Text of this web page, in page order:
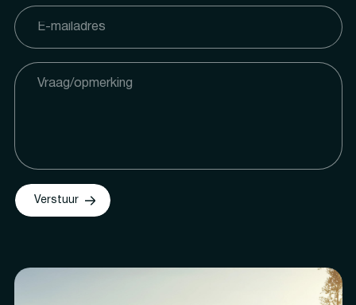
Verstuur